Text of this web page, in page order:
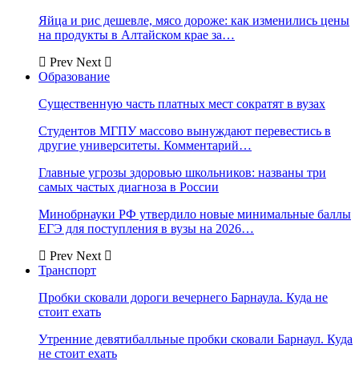
Яйца и рис дешевле, мясо дороже: как изменились цены
на продукты в Алтайском крае за…
Prev Next
Образование
Существенную часть платных мест сократят в вузах
Студентов МГПУ массово вынуждают перевестись в
другие университеты. Комментарий…
Главные угрозы здоровью школьников: названы три
самых частых диагноза в России
Минобрнауки РФ утвердило новые минимальные баллы
ЕГЭ для поступления в вузы на 2026…
Prev Next
Транспорт
Пробки сковали дороги вечернего Барнаула. Куда не
стоит ехать
Утренние девятибалльные пробки сковали Барнаул. Куда
не стоит ехать